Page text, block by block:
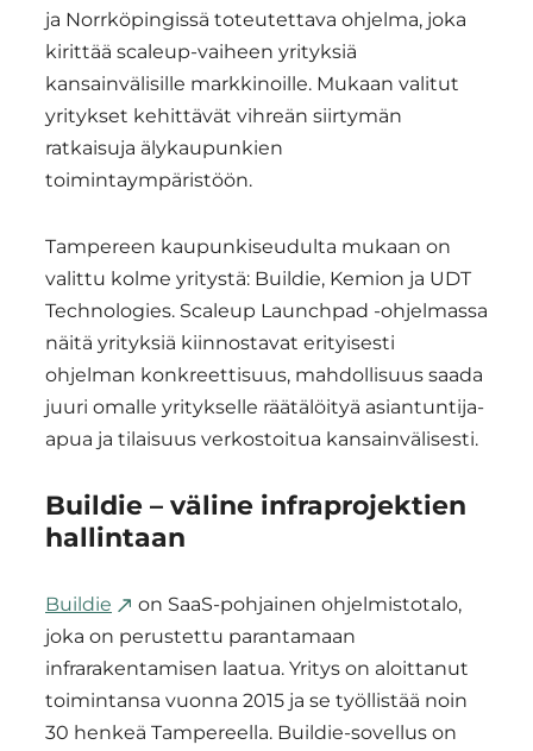
ja Norrköpingissä toteutettava ohjelma, joka
kirittää scaleup-vaiheen yrityksiä
kansainvälisille markkinoille. Mukaan valitut
yritykset kehittävät vihreän siirtymän
ratkaisuja älykaupunkien
toimintaympäristöön.
Tampereen kaupunkiseudulta mukaan on
valittu kolme yritystä: Buildie, Kemion ja UDT
Technologies. Scaleup Launchpad -ohjelmassa
näitä yrityksiä kiinnostavat erityisesti
ohjelman konkreettisuus, mahdollisuus saada
juuri omalle yritykselle räätälöityä asiantuntija-
apua ja tilaisuus verkostoitua kansainvälisesti.
Buildie – väline infraprojektien
hallintaan
Buildie
on SaaS-pohjainen ohjelmistotalo,
joka on perustettu parantamaan
infrarakentamisen laatua. Yritys on aloittanut
toimintansa vuonna 2015 ja se työllistää noin
30 henkeä Tampereella. Buildie-sovellus on